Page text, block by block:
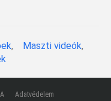
, Maszti videók,
Adatvédelem